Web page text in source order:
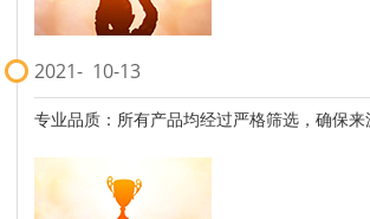
2021 10-13
专业品质：所有产品均经过严格筛选，确保来